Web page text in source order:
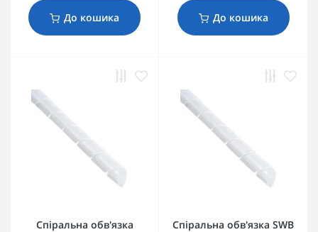
До кошика До кошика
Спіральна обв'язка
Спіральна обв'язка SWB